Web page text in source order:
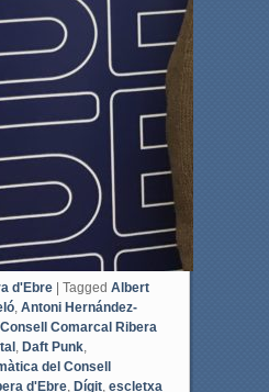
d'Ebre | Tagged Albert
, Antoni Hernández-
Consell Comarcal Ribera
, Daft Punk,
del Consell
d'Ebre, Dígit, escletxa